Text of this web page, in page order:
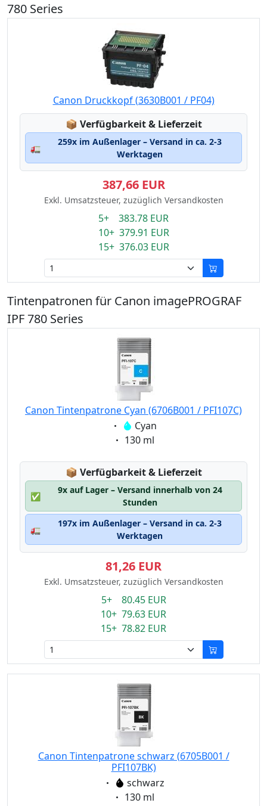
780 Series
Canon Druckkopf (3630B001 / PF04)
📦 Lagerstatus:
Verfügbarkeit & Lieferzeit
🚛
259x im Außenlager – Versand in ca. 2-3
Werktagen
387,66 EUR
Exkl. Umsatzsteuer, zuzüglich Versandkosten
5+ 383.78 EUR
10+ 379.91 EUR
15+ 376.03 EUR
Tintenpatronen für Canon imagePROGRAF
IPF 780 Series
Canon Tintenpatrone Cyan (6706B001 / PFI107C)
Eigenschaft:
Cyan
Eigenschaft:
130 ml
📦 Lagerstatus:
Verfügbarkeit & Lieferzeit
✅
9x auf Lager – Versand innerhalb von 24
Stunden
🚛
197x im Außenlager – Versand in ca. 2-3
Werktagen
81,26 EUR
Exkl. Umsatzsteuer, zuzüglich Versandkosten
5+ 80.45 EUR
10+ 79.63 EUR
15+ 78.82 EUR
Canon Tintenpatrone schwarz (6705B001 /
PFI107BK)
Eigenschaft:
schwarz
Eigenschaft:
130 ml